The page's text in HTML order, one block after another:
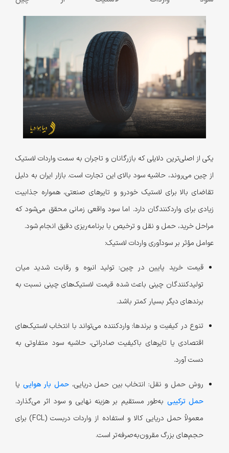
یکی از اصلی‌ترین دلایلی که بازرگانان و تاجران به سمت واردات لاستیک
از چین می‌روند، حاشیه سود بالای این تجارت است. بازار ایران به دلیل
تقاضای بالا برای لاستیک خودرو و تایرهای صنعتی، همواره جذابیت
زیادی برای واردکنندگان دارد. اما سود واقعی زمانی محقق می‌شود که
مراحل خرید، حمل و نقل و ترخیص با برنامه‌ریزی دقیق انجام شود.
عوامل مؤثر بر سودآوری واردات لاستیک:
قیمت خرید پایین در چین:تولید انبوه و رقابت شدید میان
تولیدکنندگان چینی باعث شده قیمت لاستیک‌های چینی نسبت به
برندهای دیگر بسیار کمتر باشد.
تنوع در کیفیت و برندها:واردکننده می‌تواند با انتخاب لاستیک‌های
اقتصادی یا تایرهای باکیفیت صادراتی، حاشیه سود متفاوتی به
دست آورد.
روش حمل و نقل:انتخاب بین حمل دریایی،حمل بار هوایی یا
حمل ترکیبی به‌طور مستقیم بر هزینه نهایی و سود اثر می‌گذارد.
معمولاً حمل دریایی کالا و استفاده از واردات دربست (FCL) برای
حجم‌های بزرگ مقرون‌به‌صرفه‌تر است.